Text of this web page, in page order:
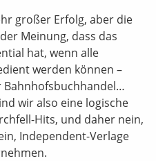
großer Erfolg, aber die
Meinung, dass das
hat, wenn alle
werden können –
Bahnhofsbuchhandel…
wir also eine logische
Hits, und daher nein,
Independent-Verlage